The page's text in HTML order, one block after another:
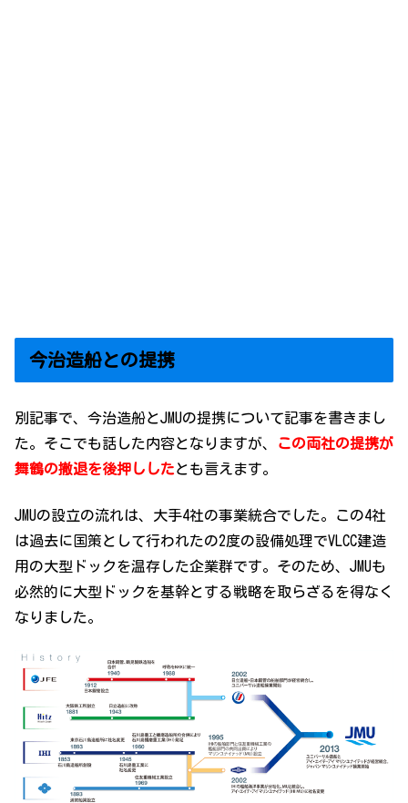
今治造船との提携
別記事で、今治造船とJMUの提携について記事を書きまし
た。そこでも話した内容となりますが、
この両社の提携が
舞鶴の撤退を後押ししたとも言えます。
JMUの設立の流れは、大手4社の事業統合でした。この4社
は過去に国策として行われたの2度の設備処理でVLCC建造
用の大型ドックを温存した企業群です。そのため、JMUも
必然的に大型ドックを基幹とする戦略を取らざるを得なく
なりました。